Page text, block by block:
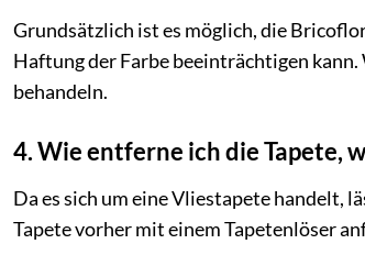
Grundsätzlich ist es möglich, die
Haftung der Farbe beeinträchtigen
behandeln.
4. Wie entferne ich die Tapete,
Da es sich um eine Vliestapete handelt,
Tapete vorher mit einem Tapetenlöser